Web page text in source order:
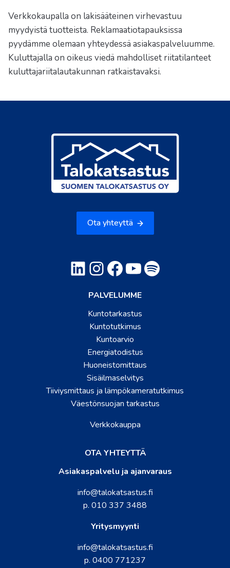
Verkkokaupalla on lakisääteinen virhevastuu
myydyistä tuotteista. Reklamaatiotapauksissa
pyydämme olemaan yhteydessä asiakaspalveluumme.
Kuluttajalla on oikeus viedä mahdolliset riitatilanteet
kuluttajariitalautakunnan ratkaistavaksi.​
Ota yhteyttä
LinkedIn
Instagram
Facebook
YouTube
Spotify
PALVELUMME
Kuntotarkastus
Kuntotutkimus
Kuntoarvio
Energiatodistus
Huoneistomittaus
Sisäilmaselvitys
Tiiviysmittaus ja lämpökameratutkimus
Väestönsuojan tarkastus
Verkkokauppa
OTA YHTEYTTÄ
Asiakaspalvelu ja ajanvaraus
info@talokatsastus.fi
p. 010 337 3488
Yritysmyynti
info@talokatsastus.fi
p. 0400 771237